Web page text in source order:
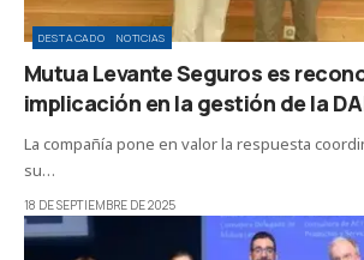
DESTACADO NOTICIAS
Mutua Levante Seguros es
implicación en la gestión de la
La compañía pone en valor la respuesta
su…
18 DE SEPTIEMBRE DE 2025